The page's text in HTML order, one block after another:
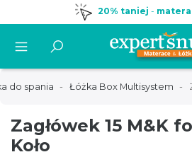
20% taniej -
do spania Łóżka Box Multisystem
Zagłówek 15 M&K
Koło